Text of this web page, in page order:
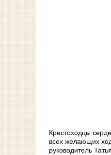
Крестоходцы
всех желающих
руководитель